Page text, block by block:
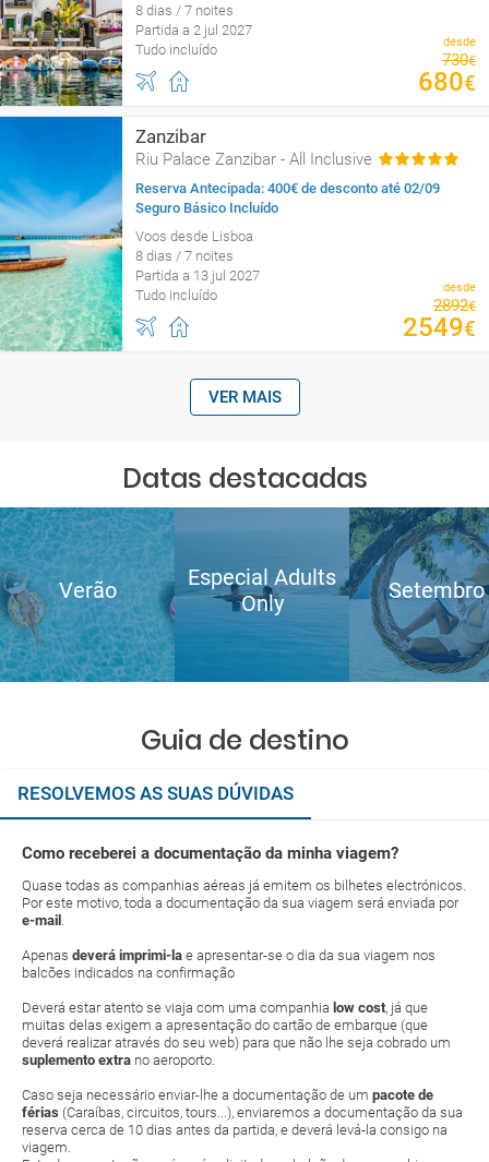
8 dias / 7 noites
Partida a 2 jul 2027
Tudo incluído
desde
730€
680€
Zanzibar
Riu Palace Zanzibar - All Inclusive
Reserva Antecipada: 400€ de desconto até 02/09
Seguro Básico Incluído
Voos desde Lisboa
8 dias / 7 noites
Partida a 13 jul 2027
Tudo incluído
desde
2892€
2549€
VER MAIS
Datas destacadas
Verão
Especial Adults
Only
Setembro
Guia de destino
RESOLVEMOS AS SUAS DÚVIDAS
Como receberei a documentação da minha viagem?
Quase todas as companhias aéreas já emitem os bilhetes electrónicos.
Por este motivo, toda a documentação da sua viagem será enviada por
e-mail .
Apenas deverá imprimi-la e apresentar-se o dia da sua viagem nos
balcões indicados na confirmação
Deverá estar atento se viaja com uma companhia low cost, já que
muitas delas exigem a apresentação do cartão de embarque (que
deverá realizar através do seu web) para que não lhe seja cobrado um
suplemento extra no aeroporto.
Caso seja necessário enviar-lhe a documentação de um pacote de
férias (Caraíbas, circuitos, tours...), enviaremos a documentação da sua
reserva cerca de 10 dias antes da partida, e deverá levá-la consigo na
viagem.